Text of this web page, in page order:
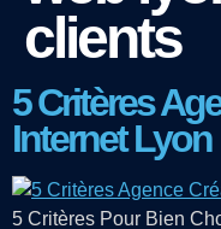
clients
5 Critères
Internet Lyon
5 Critères Pour Bien